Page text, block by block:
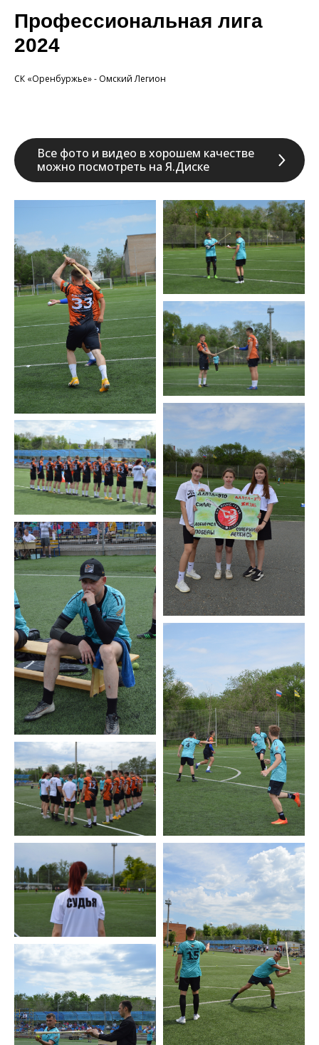
Профессиональная лига
2024
СК «Оренбуржье» - Омский Легион
Все фото и видео в хорошем качестве
можно посмотреть на Я.Диске